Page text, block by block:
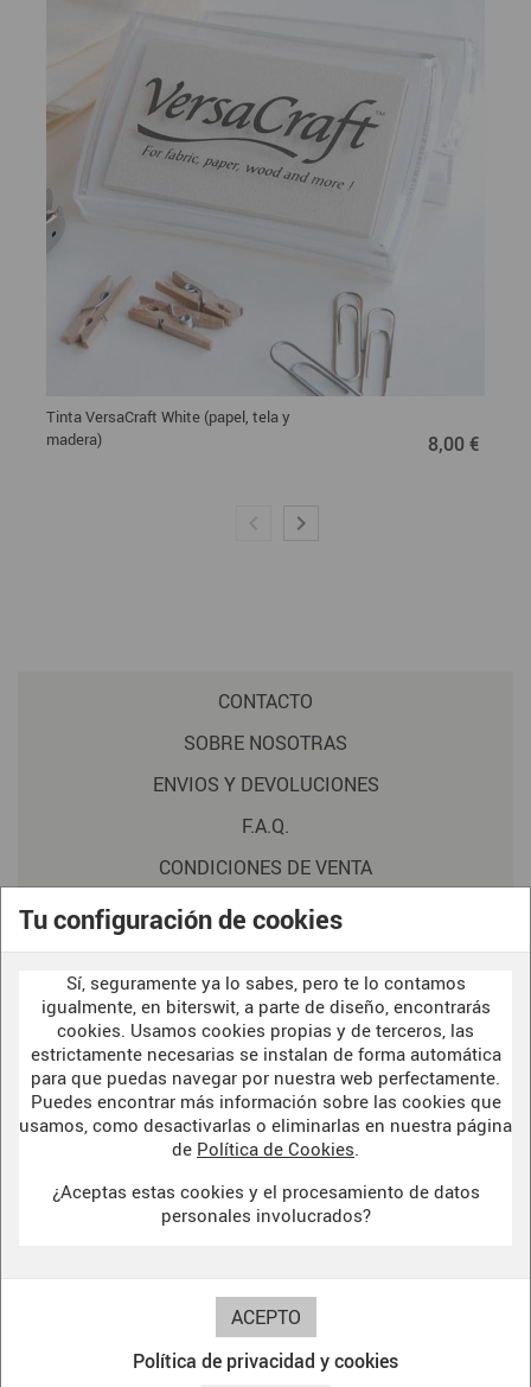
Tu configuración de cookies
Sí, seguramente ya lo sabes, pero te lo contamos
igualmente, en biterswit, a parte de diseño, encontrarás
cookies. Usamos cookies propias y de terceros, las
estrictamente necesarias se instalan de forma automática
para que puedas navegar por nuestra web perfectamente.
Puedes encontrar más información sobre las cookies que
usamos, como desactivarlas o eliminarlas en nuestra página
de Política de Cookies.
¿Aceptas estas cookies y el procesamiento de datos
personales involucrados?
Política de privacidad y cookies
Tinta VersaCraft White (papel, tela y
madera)
8,00 €
CONTACTO
SOBRE NOSOTRAS
ENVIOS Y DEVOLUCIONES
F.A.Q.
CONDICIONES DE VENTA
POLITICA DE PRIVACIDAD
AVISO LEGAL
POLÍTICA DE COOKIES
WELCOME TO OUR
DARK SIDE
BITERSWIT STUDIO
DARK SIDE